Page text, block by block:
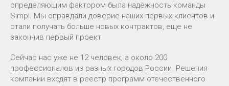
определяющим фактором была надёжность команды
Simpl. Мы оправдали доверие наших первых клиентов и
стали получать больше новых контрактов, еще не
закончив первый проект.
Сейчас нас уже не 12 человек, а около 200
профессионалов из разных городов России. Решения
компании входят в реестр программ отечественного